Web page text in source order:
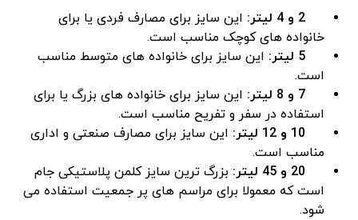
این سایز برای مصارف فردی یا برای
خانواده‌ های کوچک مناسب است.
این سایز برای خانواده‌ های متوسط مناسب
است.
این سایز برای خانواده‌ های بزرگ یا برای
استفاده در سفر و تفریح مناسب است.
این سایز برای مصارف صنعتی و اداری
مناسب است.
بزرگ ترین سایز کلمن پلاستیکی جام
است که معمولا برای مراسم های پر جمعیت استفاده می
شود.